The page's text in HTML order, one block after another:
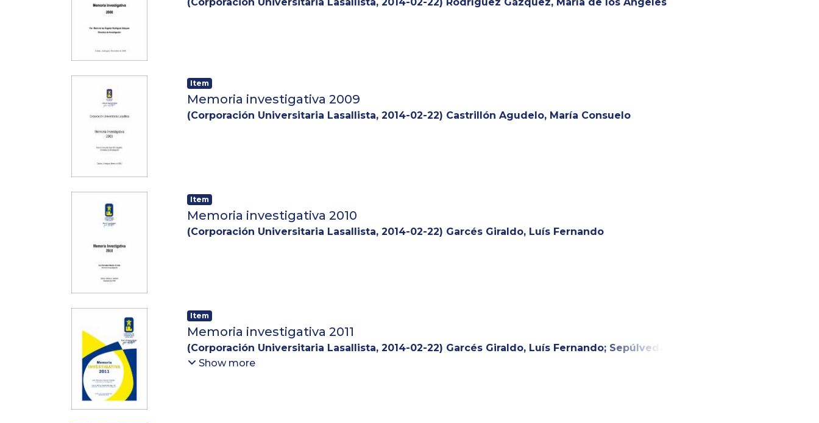
Item
Memoria investigativa 2009
(Corporación Universitaria Lasallista, 2014-02-22) Castrillón Agudelo, María Consuelo
Item
Memoria investigativa 2010
(Corporación Universitaria Lasallista, 2014-02-22) Garcés Giraldo, Luís Fernando
Item
Memoria investigativa 2011
(Corporación Universitaria Lasallista, 2014-02-22) Garcés Giraldo, Luís Fernando; Sepúlveda
Aguirre, Jovany Arley
Show more